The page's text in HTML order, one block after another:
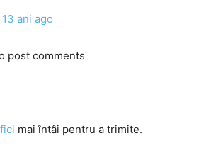
13 ani ago
post comments
mai întâi pentru a trimite.